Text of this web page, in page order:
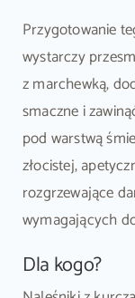
Przygotowanie
wystarczy
z marchewką,
smaczne i
pod warstwą
złocistej,
rozgrzewające
wymagających
Dla kogo?